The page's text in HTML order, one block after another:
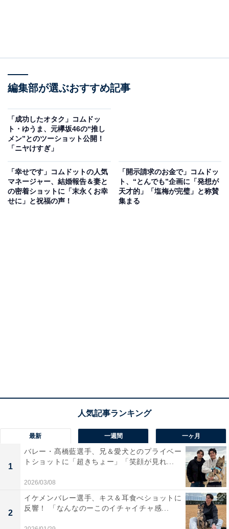
編集部が選ぶおすすめ記事
「成功したオタク」コムドッ
ト・ゆうま、元欅坂46の“推し
メン”とのツーショット公開！
「ニヤけすぎ」
「幸せです」コムドットの人気
マネージャー、結婚報告＆妻と
の密着ショットに「末永くお幸
せに」と祝福の声！
「開示請求のお金で」コムドッ
ト、“とんでも”企画に「発想が
天才的」「塩梅が完璧」と称賛
集まる
最新 一週間 一ヶ月
1
バレー・髙橋藍選手、兄＆愛犬とのプライベー
トショットに「超きちょー」「笑顔が見れ...
2026/03/08
2
イケメンバレー選手、キス＆耳食べショットに
反響！ 「なんなのーこのイチャイチャ感...